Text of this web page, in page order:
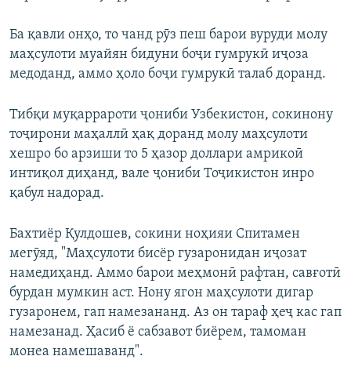
Ба қавли онҳо, то чанд рӯз пеш барои вуруди молу
маҳсулоти муайян бидуни боҷи гумрукӣ иҷоза
медоданд, аммо ҳоло боҷи гумрукӣ талаб доранд.
Тибқи муқаррароти ҷониби Узбекистон, сокинону
тоҷирони маҳаллӣ ҳақ доранд молу маҳсулоти
хешро бо арзиши то 5 ҳазор доллари амрикоӣ
интиқол диҳанд, вале ҷониби Тоҷикистон инро
қабул надорад.
Бахтиёр Қулдошев, сокини ноҳияи Спитамен
мегӯяд, "Маҳсулоти бисёр гузаронидан иҷозат
намедиҳанд. Аммо барои меҳмонӣ рафтан, савғотӣ
бурдан мумкин аст. Нону ягон маҳсулоти дигар
гузаронем, гап намезананд. Аз он тараф ҳеҷ кас гап
намезанад. Ҳасиб ё сабзавот биёрем, тамоман
монеа намешаванд".